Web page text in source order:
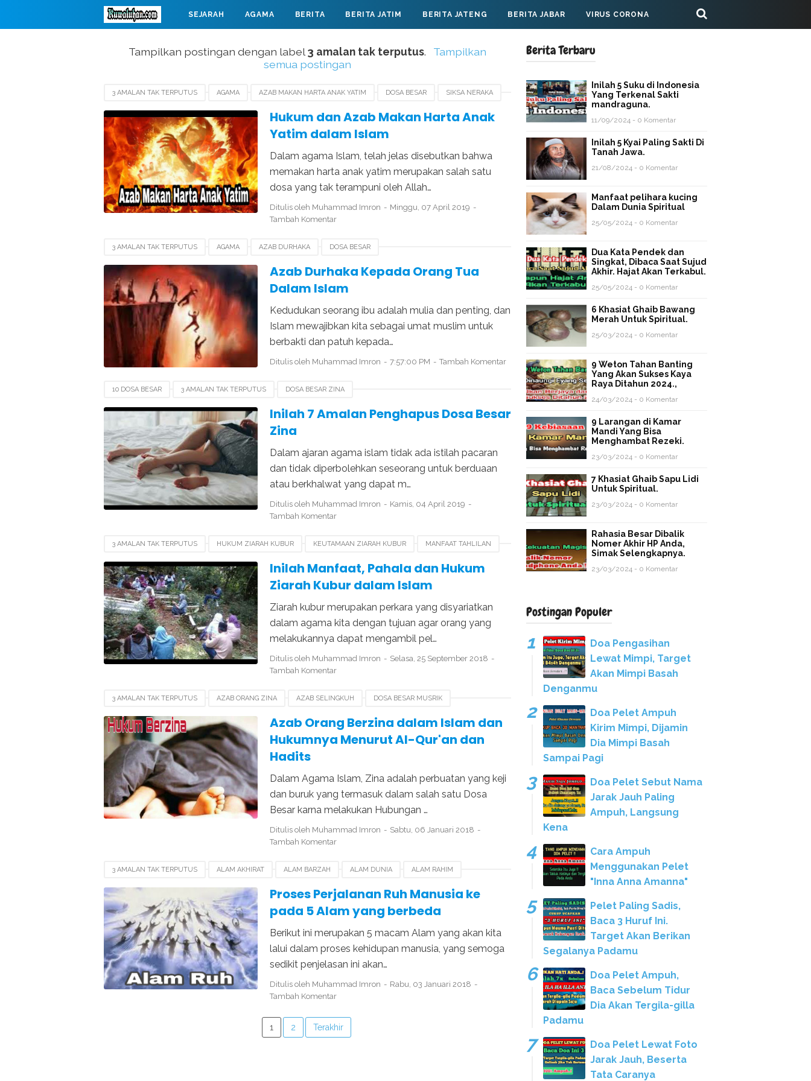
SEJARAH AGAMA BERITA BERITA JATIM BERITA JATENG BERITA JABAR VIRUS CORONA
Tampilkan postingan dengan label3 amalan tak terputus.
Tampilkan
semua postingan
3 AMALAN TAK TERPUTUS AGAMA AZAB MAKAN HARTA ANAK YATIM DOSA BESAR SIKSA NERAKA
Hukum dan Azab Makan Harta Anak
Yatim dalam Islam
Dalam agama Islam, telah jelas disebutkan bahwa
memakan harta anak yatim merupakan salah satu
dosa yang tak terampuni oleh Allah…
Ditulis oleh Muhammad Imron
Minggu, 07 April 2019
Tambah Komentar
3 AMALAN TAK TERPUTUS AGAMA AZAB DURHAKA DOSA BESAR
Azab Durhaka Kepada Orang Tua
Dalam Islam
Kedudukan seorang ibu adalah mulia dan penting, dan
Islam mewajibkan kita sebagai umat muslim untuk
berbakti dan patuh kepada…
Ditulis oleh Muhammad Imron 7:57:00 PM Tambah Komentar
10 DOSA BESAR 3 AMALAN TAK TERPUTUS DOSA BESAR ZINA
Inilah 7 Amalan Penghapus Dosa Besar
Zina
Dalam ajaran agama islam tidak ada istilah pacaran
dan tidak diperbolehkan seseorang untuk berduaan
atau berkhalwat yang dapat m…
Ditulis oleh Muhammad Imron
Kamis, 04 April 2019
Tambah Komentar
3 AMALAN TAK TERPUTUS HUKUM ZIARAH KUBUR KEUTAMAAN ZIARAH KUBUR MANFAAT TAHLILAN
MANFAAT ZIARAH KUBUR PAHALA MENGANTAR JENAZAH SAMPAI KUBUR
PAHALA ZIARAH KUBUR KE MAKAM ORANG TUA
Inilah Manfaat, Pahala dan Hukum
Ziarah Kubur dalam Islam
Ziarah kubur merupakan perkara yang disyariatkan
dalam agama kita dengan tujuan agar orang yang
melakukannya dapat mengambil pel…
Ditulis oleh Muhammad Imron
Selasa, 25 September 2018
Tambah Komentar
3 AMALAN TAK TERPUTUS AZAB ORANG ZINA AZAB SELINGKUH DOSA BESAR MUSRIK
DOSA BESAR SELINGKUH DOSA BESAR ZINA HUKUM MENIKAHI WANITA HAMIL
Azab Orang Berzina dalam Islam dan
Hukumnya Menurut Al-Qur'an dan
Hadits
Dalam Agama Islam, Zina adalah perbuatan yang keji
dan buruk yang termasuk dalam salah satu Dosa
Besar karna melakukan Hubungan …
Ditulis oleh Muhammad Imron
Sabtu, 06 Januari 2018
Tambah Komentar
3 AMALAN TAK TERPUTUS ALAM AKHIRAT ALAM BARZAH ALAM DUNIA ALAM RAHIM
ALAM RUH DITIUPNYA RUH PADA JANIN PENCIPTAAN BANGSA JIN PENCIPTAAN NABI ADAM
PENCIPTAAN NUR MUHAMMAD
Proses Perjalanan Ruh Manusia ke
pada 5 Alam yang berbeda
Berikut ini merupakan 5 macam Alam yang akan kita
lalui dalam proses kehidupan manusia, yang semoga
sedikit penjelasan ini akan…
Ditulis oleh Muhammad Imron
Rabu, 03 Januari 2018
Tambah Komentar
1 2 Terakhir
Berita Terbaru
Inilah 5 Suku di Indonesia
Yang Terkenal Sakti
mandraguna.
11/09/2024 - 0 Komentar
Inilah 5 Kyai Paling Sakti Di
Tanah Jawa.
21/08/2024 - 0 Komentar
Manfaat pelihara kucing
Dalam Dunia Spiritual
25/05/2024 - 0 Komentar
Dua Kata Pendek dan
Singkat, Dibaca Saat Sujud
Akhir. Hajat Akan Terkabul.
25/05/2024 - 0 Komentar
6 Khasiat Ghaib Bawang
Merah Untuk Spiritual.
25/03/2024 - 0 Komentar
9 Weton Tahan Banting
Yang Akan Sukses Kaya
Raya Ditahun 2024.,
24/03/2024 - 0 Komentar
9 Larangan di Kamar
Mandi Yang Bisa
Menghambat Rezeki.
23/03/2024 - 0 Komentar
7 Khasiat Ghaib Sapu Lidi
Untuk Spiritual.
23/03/2024 - 0 Komentar
Rahasia Besar Dibalik
Nomer Akhir HP Anda,
Simak Selengkapnya.
23/03/2024 - 0 Komentar
Postingan Populer
Doa Pengasihan
Lewat Mimpi, Target
Akan Mimpi Basah
Denganmu
Doa Pelet Ampuh
Kirim Mimpi, Dijamin
Dia Mimpi Basah
Sampai Pagi
Doa Pelet Sebut Nama
Jarak Jauh Paling
Ampuh, Langsung
Kena
Cara Ampuh
Menggunakan Pelet
"Inna Anna Amanna"
Pelet Paling Sadis,
Baca 3 Huruf Ini.
Target Akan Berikan
Segalanya Padamu
Doa Pelet Ampuh,
Baca Sebelum Tidur
Dia Akan Tergila-gilla
Padamu
Doa Pelet Lewat Foto
Jarak Jauh, Beserta
Tata Caranya